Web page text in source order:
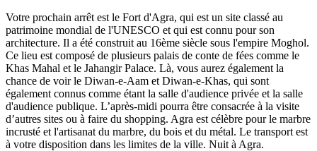
Votre prochain arrêt est le Fort d'Agra, qui est un site classé au
patrimoine mondial de l'UNESCO et qui est connu pour son
architecture. Il a été construit au 16ème siècle sous l'empire Moghol.
Ce lieu est composé de plusieurs palais de conte de fées comme le
Khas Mahal et le Jahangir Palace. Là, vous aurez également la
chance de voir le Diwan-e-Aam et Diwan-e-Khas, qui sont
également connus comme étant la salle d'audience privée et la salle
d'audience publique. L’après-midi pourra être consacrée à la visite
d’autres sites ou à faire du shopping. Agra est célèbre pour le marbre
incrusté et l'artisanat du marbre, du bois et du métal. Le transport est
à votre disposition dans les limites de la ville. Nuit à Agra.